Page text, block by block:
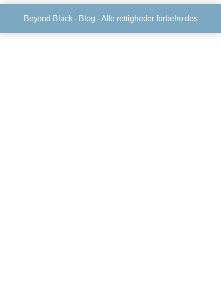
Beyond Black - Blog - Alle rettigheder forbeholdes